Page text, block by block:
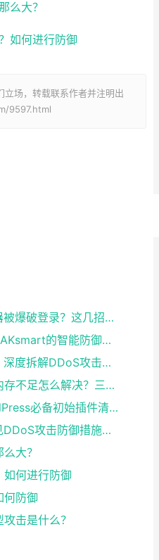
么大？
如何进行防御
立场，转载联系作者并注明出
9597.html
如何防止RAKsmart服务器被爆破登录？这几招最有效
DDoS攻击的未来趋势与RAKsmart的智能防御之道
RAKsmart五维防护矩阵：深度拆解DDoS攻击的防御措施
WordPress在RAKsmart内存不足怎么解决？三步实现稳定优化
插件安装黄金法则：WordPress必备初始插件清单
RAKsmart专家解析：常见DDoS攻击防御措施及企业防护方案
大？
何进行防御
何防御
击是什么？